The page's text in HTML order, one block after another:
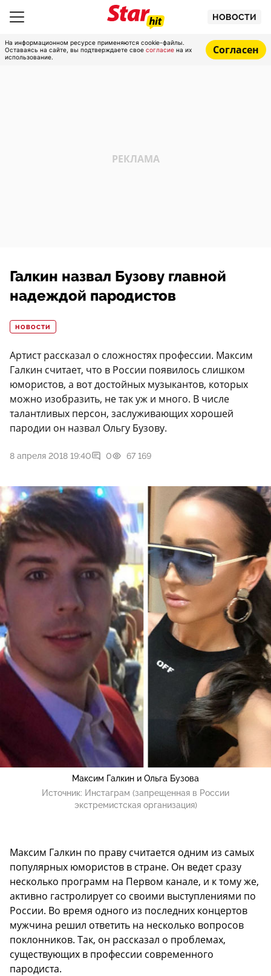
НОВОСТИ
На информационном ресурсе применяются cookie-файлы.
Оставаясь на сайте, вы подтверждаете свое согласие на их
использование.
Согласен
Галкин назвал Бузову главной
надеждой пародистов
НОВОСТИ
Артист рассказал о сложностях профессии. Максим
Галкин считает, что в России появилось слишком
юмористов, а вот достойных музыкантов, которых
можно изобразить, не так уж и много. В числе
талантливых персон, заслуживающих хорошей
пародии он назвал Ольгу Бузову.
8 апреля 2018 19:40 0 67 169
Максим Галкин и Ольга Бузова
Источник: Инстаграм (запрещенная в России
экстремистская организация)
Максим Галкин по праву считается одним из самых
популярных юмористов в стране. Он ведет сразу
несколько программ на Первом канале, и к тому же,
активно гастролирует со своими выступлениями по
России. Во время одного из последних концертов
мужчина решил ответить на несколько вопросов
поклонников. Так, он рассказал о проблемах,
существующих в профессии современного
пародиста.